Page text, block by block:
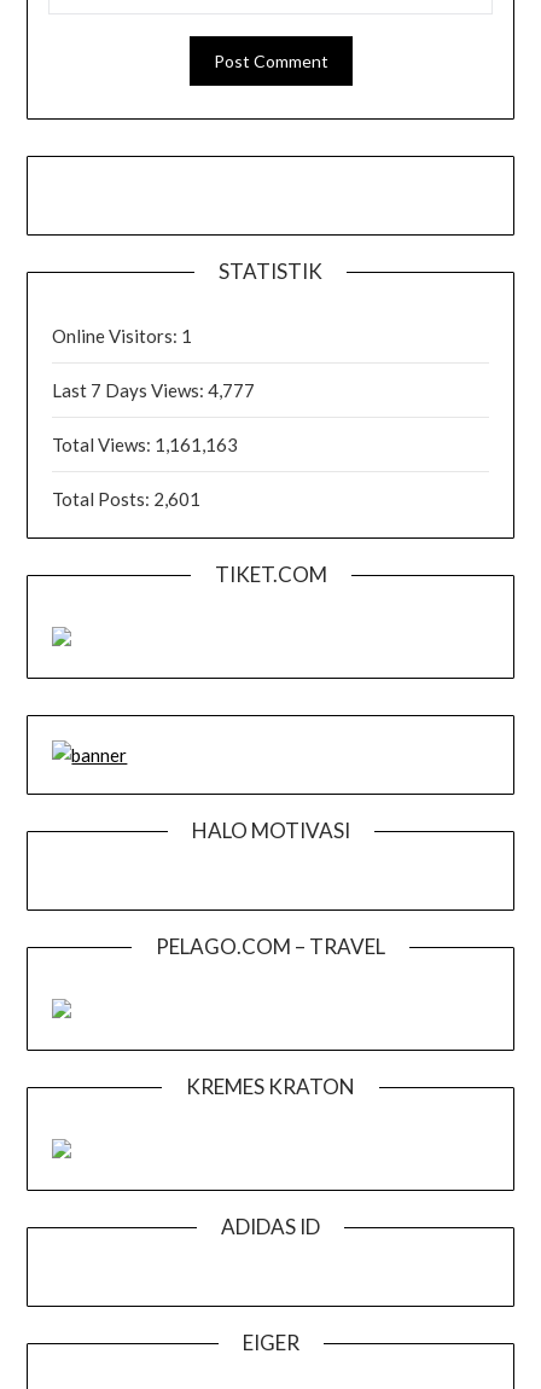
STATISTIK
Online Visitors: 1
Last 7 Days Views:4,777
Total Views: 1,161,163
Total Posts: 2,601
TIKET.COM
HALO MOTIVASI
PELAGO.COM – TRAVEL
KREMES KRATON
ADIDAS ID
EIGER